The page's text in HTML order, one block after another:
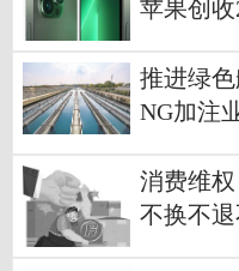
苹果创
推进绿
NG加注
消费维
不换不